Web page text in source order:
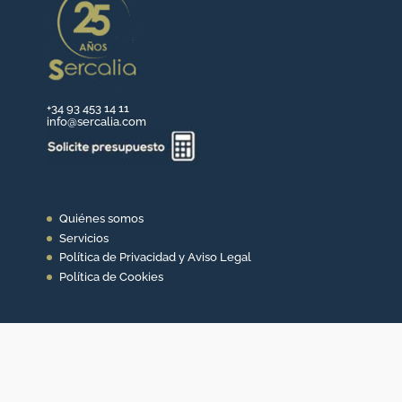
+34 93 453 14 11
info@sercalia.com
Quiénes somos
Servicios
Política de Privacidad y Aviso Legal
Política de Cookies